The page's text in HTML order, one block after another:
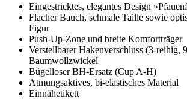
Eingestricktes, elegantes Design
Flacher Bauch, schmale Taille sowie
Figur
Push-Up-Zone und breite Komfortträger
Verstellbarer Hakenverschluss (3-reihig,
Baumwollzwickel
Bügelloser BH-Ersatz (Cup A-H)
Atmungsaktives, bi-elastisches Material
Einnähetikett